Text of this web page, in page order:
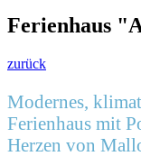
Ferienhaus
zurück
Modernes,
Ferienhaus mit
Herzen von